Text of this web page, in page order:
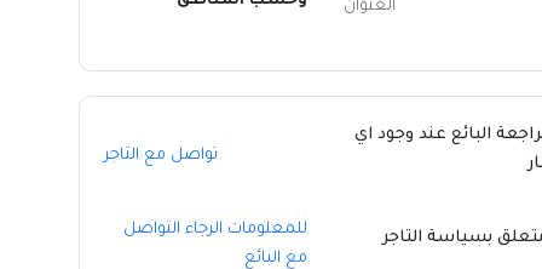
العنوان
البائع عند وجود اي
تواصل مع التاجر
متعلق بسياسة التاجر
للمعلومات الرجاء التواصل
مع البائع